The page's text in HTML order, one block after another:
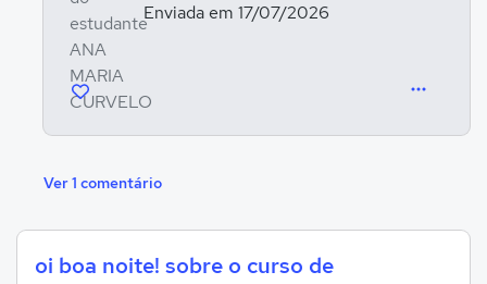
Enviada em 17/07/2026
Ver 1 comentário
oi boa noite! sobre o curso de